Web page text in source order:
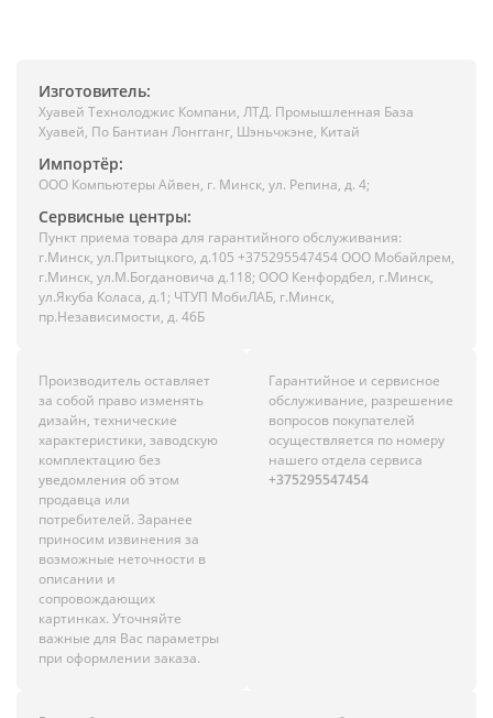
Изготовитель:
Хуавей Технолоджис Компани, ЛТД. Промышленная База
Хуавей, По Бантиан Лонгганг, Шэньчжэне, Китай
Импортёр:
ООО Компьютеры Айвен, г. Минск, ул. Репина, д. 4;
Сервисные центры:
Пункт приема товара для гарантийного обслуживания:
г.Минск, ул.Притыцкого, д.105 +375295547454 ООО Мобайлрем,
г.Минск, ул.М.Богдановича д.118; ООО Кенфордбел, г.Минск,
ул.Якуба Коласа, д.1; ЧТУП МобиЛАБ, г.Минск,
пр.Независимости, д. 46Б
Производитель оставляет
за собой право изменять
дизайн, технические
характеристики, заводскую
комплектацию без
уведомления об этом
продавца или
потребителей. Заранее
приносим извинения за
возможные неточности в
описании и
сопровождающих
картинках. Уточняйте
важные для Вас параметры
при оформлении заказа.
Гарантийное и сервисное
обслуживание, разрешение
вопросов покупателей
осуществляется по номеру
нашего отдела сервиса
+375295547454